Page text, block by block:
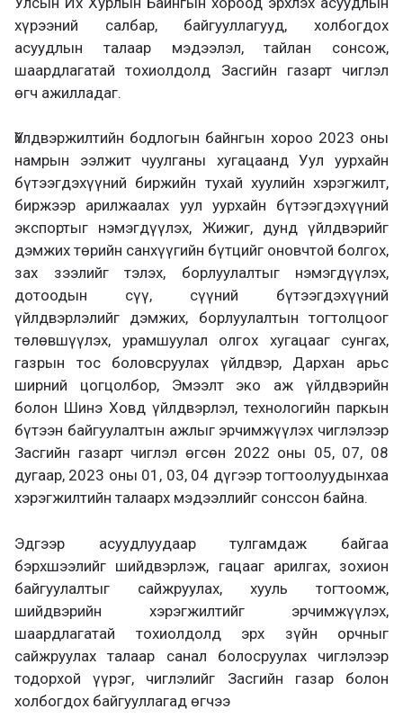
хүрээний салбар, байгууллагууд, холбогдох
асуудлын талаар мэдээлэл, тайлан сонсож,
шаардлагатай тохиолдолд Засгийн газарт чиглэл
өгч ажилладаг.
Үйлдвэржилтийн бодлогын байнгын хороо 2023 оны
намрын ээлжит чуулганы хугацаанд Уул уурхайн
бүтээгдэхүүний биржийн тухай хуулийн хэрэгжилт,
биржээр арилжаалах уул уурхайн бүтээгдэхүүний
экспортыг нэмэгдүүлэх, Жижиг, дунд үйлдвэрийг
дэмжих төрийн санхүүгийн бүтцийг оновчтой болгох,
зах зээлийг тэлэх, борлуулалтыг нэмэгдүүлэх,
дотоодын сүү, сүүний бүтээгдэхүүний
үйлдвэрлэлийг дэмжих, борлуулалтын тогтолцоог
төлөвшүүлэх, урамшуулал олгох хугацааг сунгах,
газрын тос боловсруулах үйлдвэр, Дархан арьс
ширний цогцолбор, Эмээлт эко аж үйлдвэрийн
болон Шинэ Ховд үйлдвэрлэл, технологийн паркын
бүтээн байгуулалтын ажлыг эрчимжүүлэх чиглэлээр
Засгийн газарт чиглэл өгсөн 2022 оны 05, 07, 08
дугаар, 2023 оны 01, 03, 04 дүгээр тогтоолуудынхаа
хэрэгжилтийн талаарх мэдээллийг сонссон байна.
Эдгээр асуудлуудаар тулгамдаж байгаа
бэрхшээлийг шийдвэрлэж, гацааг арилгах, зохион
байгуулалтыг сайжруулах, хууль тогтоомж,
шийдвэрийн хэрэгжилтийг эрчимжүүлэх,
шаардлагатай тохиолдолд эрх зүйн орчныг
сайжруулах талаар санал болосруулах чиглэлээр
тодорхой үүрэг, чиглэлийг Засгийн газар болон
холбогдох байгууллагад өгчээ